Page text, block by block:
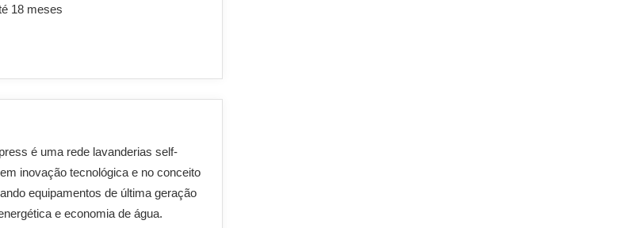
18 meses
é uma rede lavanderias self-
inovação tecnológica e no conceito
equipamentos de última geração
e economia de água.